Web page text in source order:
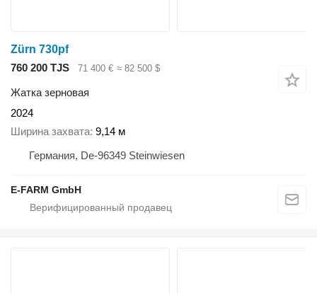
Zürn 730pf
760 200 TJS
71 400 € ≈ 82 500 $
Жатка зерновая
2024
Ширина захвата 9,14 м
Германия, De-96349 Steinwiesen
E-FARM GmbH